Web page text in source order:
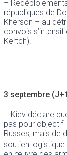
–
républiques de
Kherson – au
convois
Kertch).
3 septembre
– Kiev déclare
pas pour objectif
Russes, mais de
soutien logistique